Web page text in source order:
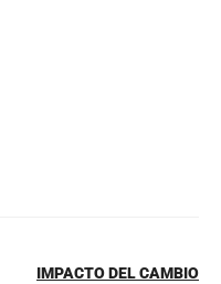
IMPACTO DEL CAMBIO